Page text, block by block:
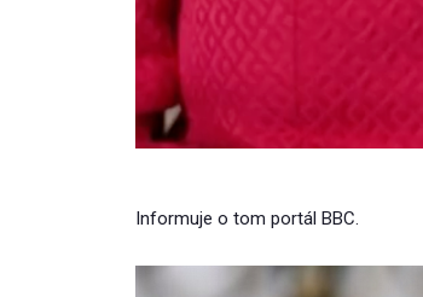
Informuje o tom portál BBC.